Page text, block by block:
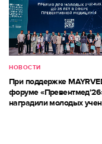
НОВОСТИ
При поддержке
форуме
наградили молодых